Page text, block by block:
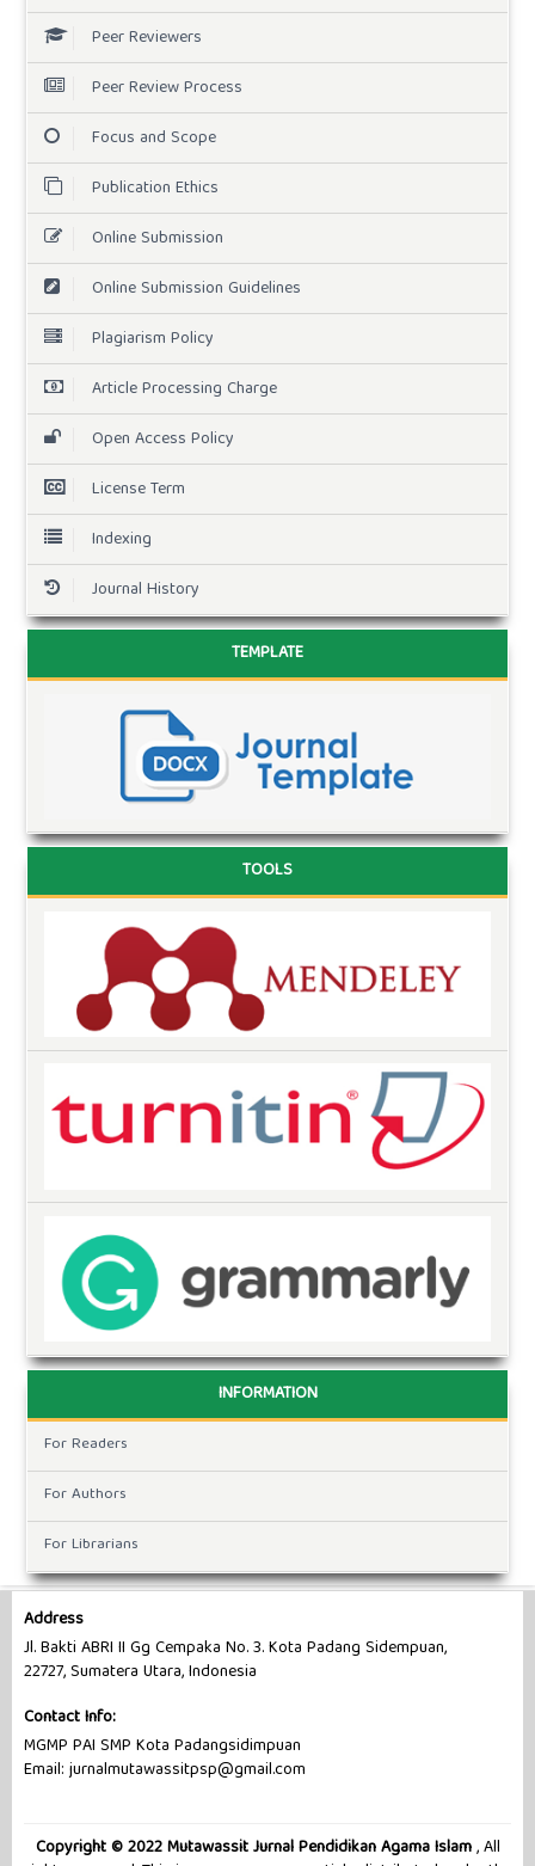
Peer Reviewers
Peer Review Process
Focus and Scope
Publication Ethics
Online Submission
Online Submission Guidelines
Plagiarism Policy
Article Processing Charge
Open Access Policy
License Term
Indexing
Journal History
TEMPLATE
TOOLS
INFORMATION
For Readers
For Authors
For Librarians
Address
Jl. Bakti ABRI II Gg Cempaka No. 3. Kota Padang Sidempuan,
22727, Sumatera Utara, Indonesia
Contact Info:
MGMP PAI SMP Kota Padangsidimpuan
Email: jurnalmutawassitpsp@gmail.com
Copyright © 2022 Mutawassit Jurnal Pendidikan Agama Islam, All